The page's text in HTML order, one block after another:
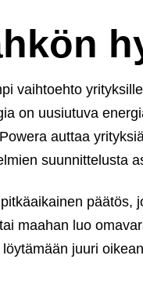
vaihtoehto
on uusiutuva
auttaa
suunnittelusta
päätös,
maahan luo
juuri